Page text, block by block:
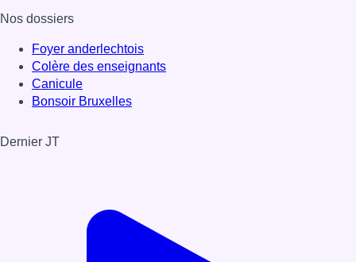
Nos dossiers
Foyer anderlechtois
Colère des enseignants
Canicule
Bonsoir Bruxelles
Dernier JT